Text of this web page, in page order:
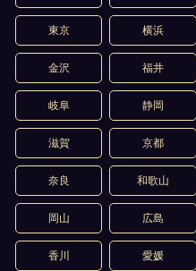
東京 横浜
金沢 福井
岐阜 静岡
滋賀 京都
奈良 和歌山
岡山 広島
香川 愛媛